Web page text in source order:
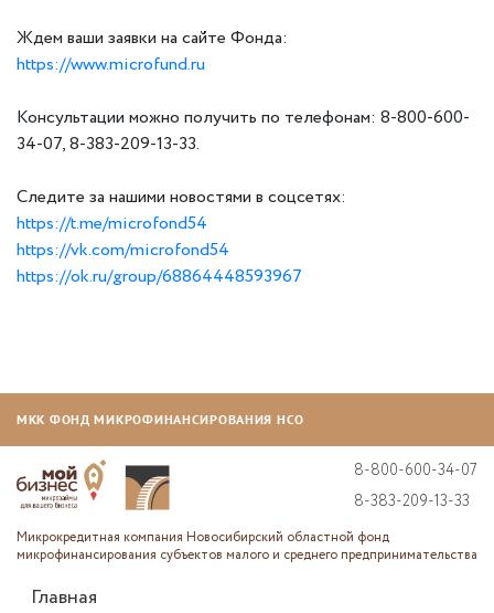
Ждем ваши заявки на сайте Фонда:
https://www.microfund.ru
Консультации можно получить по телефонам: 8-800-600-
34-07, 8-383-209-13-33.
Следите за нашими новостями в соцсетях:
https://t.me/microfond54
https://vk.com/microfond54
https://ok.ru/group/68864448593967
МКК ФОНД МИКРОФИНАНСИРОВАНИЯ НСО
8-800-600-34-07
8-383-209-13-33
Микрокредитная компания Новосибирский областной фонд
микрофинансирования субъектов малого и среднего предпринимательства
Главная